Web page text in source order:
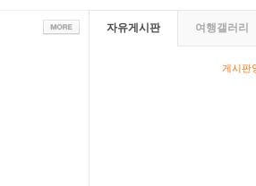
자유게시판 여행갤러리
게시판